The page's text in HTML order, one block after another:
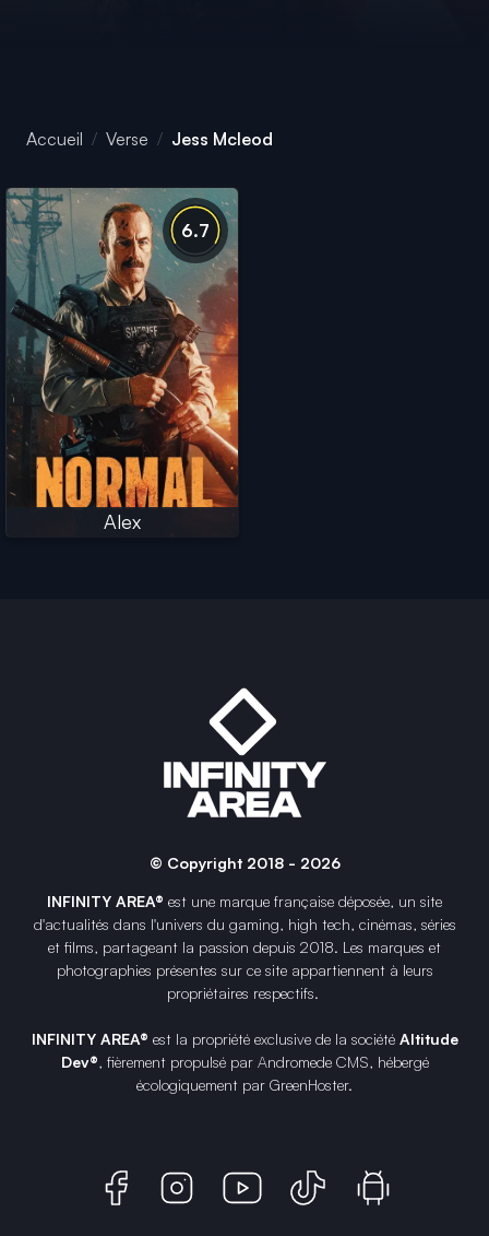
Accueil Verse Jess Mcleod
6.7
Alex
© Copyright 2018 - 2026
INFINITY AREA® est une marque française déposée, un site
d'actualités dans l'univers du gaming, high tech, cinémas, séries
et films, partageant la passion depuis 2018. Les marques et
photographies présentes sur ce site appartiennent à leurs
propriétaires respectifs.
INFINITY AREA® est la propriété exclusive de la société Altitude
Dev®, fièrement propulsé par Andromede CMS, hébergé
écologiquement par GreenHoster.